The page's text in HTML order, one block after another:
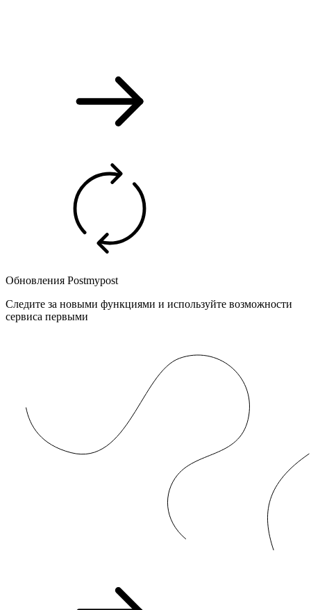
Обновления Postmypost
Следите за новыми функциями и используйте возможности
сервиса первыми